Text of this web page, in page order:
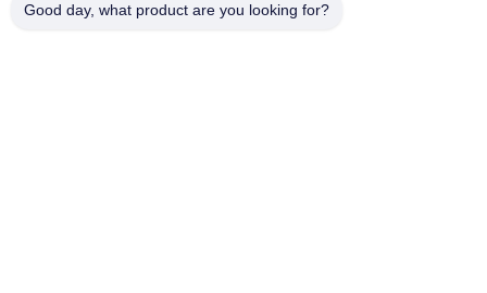
ที่อยู่
Good day, what product are you looking for?